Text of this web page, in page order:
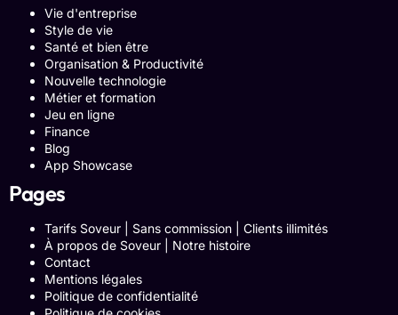
Vie d'entreprise
Style de vie
Santé et bien être
Organisation & Productivité
Nouvelle technologie
Métier et formation
Jeu en ligne
Finance
Blog
App Showcase
Pages
Tarifs Soveur | Sans commission | Clients illimités
À propos de Soveur | Notre histoire
Contact
Mentions légales
Politique de confidentialité